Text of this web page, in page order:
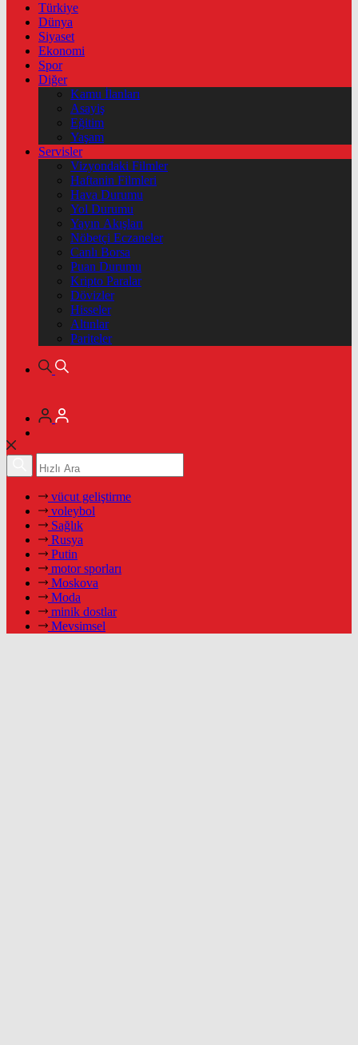
Türkiye
Dünya
Siyaset
Ekonomi
Spor
Diğer
Kamu İlanları
Asayiş
Eğitim
Yaşam
Servisler
Vizyondaki Filmler
Haftanin Filmleri
Hava Durumu
Yol Durumu
Yayın Akışları
Nöbetçi Eczaneler
Canlı Borsa
Puan Durumu
Kripto Paralar
Dövizler
Hisseler
Altınlar
Pariteler
vücut geliştirme
voleybol
Sağlık
Rusya
Putin
motor sporları
Moskova
Moda
minik dostlar
Mevsimsel